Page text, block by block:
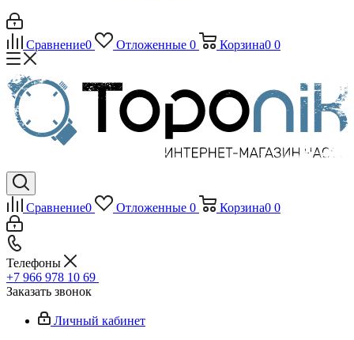
Сравнение0 Отложенные 0 Корзина0 0
Сравнение0 Отложенные 0 Корзина0 0
Телефоны
+7 966 978 10 69
Заказать звонок
Личный кабинет